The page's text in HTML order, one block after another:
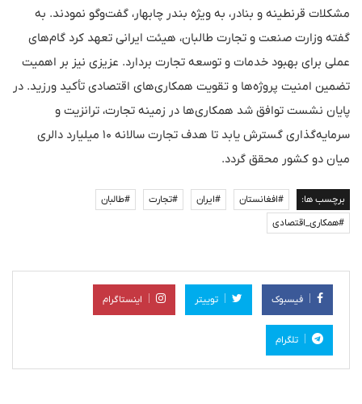
مشکلات قرنطینه و بنادر، به ویژه بندر چابهار، گفت‌وگو نمودند. به
گفته وزارت صنعت و تجارت طالبان، هیئت ایرانی تعهد کرد گام‌های
عملی برای بهبود خدمات و توسعه تجارت بردارد. عزیزی نیز بر اهمیت
تضمین امنیت پروژه‌ها و تقویت همکاری‌های اقتصادی تأکید ورزید. در
پایان نشست توافق شد همکاری‌ها در زمینه تجارت، ترانزیت و
سرمایه‌گذاری گسترش یابد تا هدف تجارت سالانه ۱۰ میلیارد دالری
میان دو کشور محقق گردد.
برچسب ها: #افغانستان #ایران #تجارت
#طالبان
#همکاری_اقتصادی
فیسبوک توییتر اینستاگرام
تلگرام